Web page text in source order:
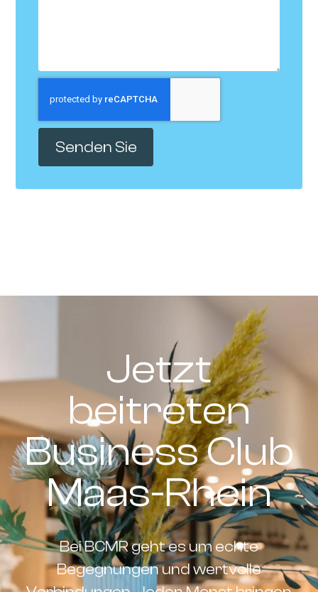
Senden Sie
Jetzt
beitreten
Business Club
Maas-Rhein
Bei BCMR geht es um echte
Begegnungen und wertvolle